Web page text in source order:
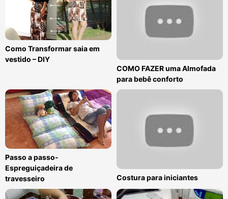
Como Transformar saia em
vestido – DIY
COMO FAZER uma Almofada
para bebê conforto
Passo a passo-
Espreguiçadeira de
travesseiro
Costura para iniciantes